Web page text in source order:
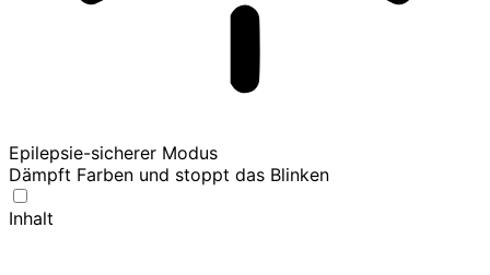
Epilepsie-sicherer Modus
Dämpft Farben und stoppt das Blinken
Inhalt